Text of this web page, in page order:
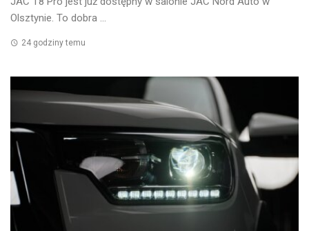
Olsztynie. To dobra ...
24 godziny temu